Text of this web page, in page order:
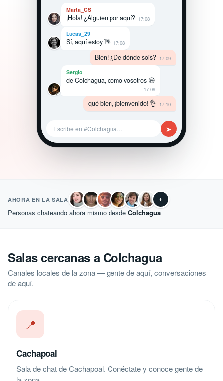
Marta_CS
¡Hola! ¿Alguien por aquí? 17:08
Lucas_29
Sí, aquí estoy 👋 17:08
Bien! ¿De dónde sois? 17:09
Sergio
de Colchagua, como vosotros 😄
17:09
qué bien, ¡bienvenido! 👌 17:10
Escribe en #Colchagua… ➤
AHORA EN LA SALA +
Personas chateando ahora mismo desde Colchagua
Salas cercanas a Colchagua
Canales locales de la zona — gente de aquí, conversaciones
de aquí.
📍
Cachapoal
Sala de chat de Cachapoal. Conéctate y conoce gente de